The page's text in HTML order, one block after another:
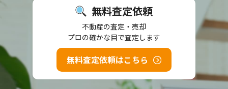
無料査定依頼
不動産の査定・売却
プロの確かな目で査定します
無料査定依頼はこちら